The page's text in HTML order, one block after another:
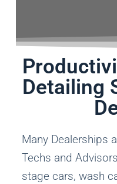
Detailing
Many Dealerships
Techs and
stage cars, wash